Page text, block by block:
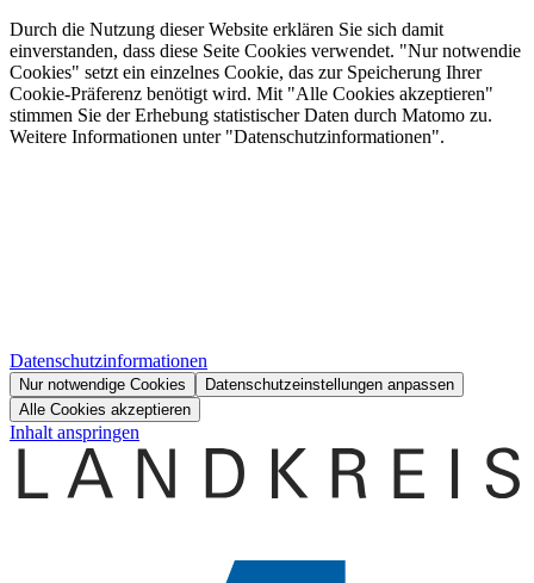
Durch die Nutzung dieser Website erklären Sie sich damit
einverstanden, dass diese Seite Cookies verwendet. "Nur notwendie
Cookies" setzt ein einzelnes Cookie, das zur Speicherung Ihrer
Cookie-Präferenz benötigt wird. Mit "Alle Cookies akzeptieren"
stimmen Sie der Erhebung statistischer Daten durch Matomo zu.
Weitere Informationen unter "Datenschutzinformationen".
Datenschutzinformationen
Nur notwendige Cookies
Datenschutzeinstellungen anpassen
Alle Cookies akzeptieren
Inhalt anspringen